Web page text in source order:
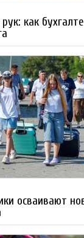
как
осваивают